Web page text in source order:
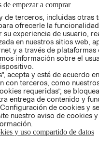
CON
- RETIRO EN
TIENDA
TÉRMINOS Y
CONDICIONES
AVISO DE
PRIVACIDAD
GIFT CARD
AVISO DE
COOKIES
de empezar a comprar
de terceros, incluidas otras
ofrecerle la
experiencia de usuario,
en nuestros sitios web,
y a través de plataformas
información sobre el
acepta y está de acuerdo
con terceros, como
requeridas”, se
entrega de contenido y
de cookies y
nuestro aviso de cookies
y uso compartido de datos